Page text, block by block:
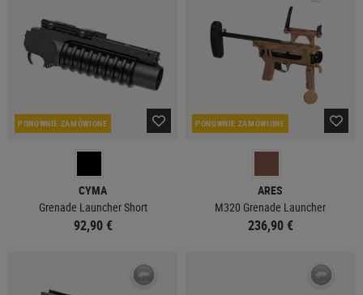
PONOWNIE ZAMÓWIONE
CYMA
Grenade Launcher Short
92,90 €
PONOWNIE ZAMÓWIONE
ARES
M320 Grenade Launcher
236,90 €